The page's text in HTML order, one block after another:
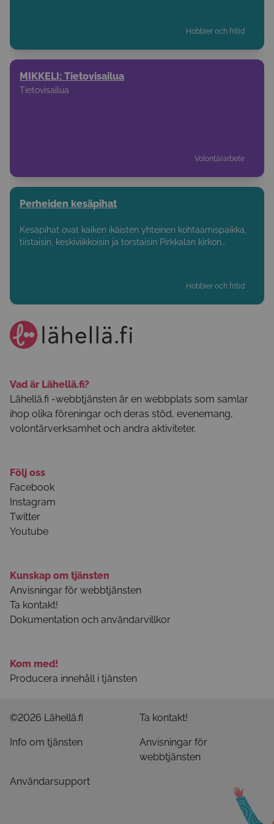
Hobbier och fritid
MIKKELI: Tietovisailua
Tietovisailua
Volontärarbete
Perheiden kesäpihat
Kesäpihat ovat kaiken ikäisten yhteinen kohtaamispaikka,
tiistaisin, keskiviikkoisin ja torstaisin Pirkkalan kirkon
Hobbier och fritid
Vad är Lähellä.fi?
Lähellä.fi -webbtjänsten är en webbplats som samlar
ihop olika föreningar och deras stöd, evenemang,
volontärverksamhet och andra aktiviteter.
Följ oss
Facebook
Instagram
Twitter
Youtube
Kunskap om tjänsten
Anvisningar för webbtjänsten
Ta kontakt!
Dokumentation och användarvillkor
Kom med!
Producera innehåll i tjänsten
©2026 Lähellä.fi Ta kontakt!
Info om tjänsten
Anvisningar för
webbtjänsten
Användarsupport